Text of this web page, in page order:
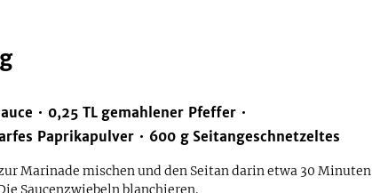
0,25 TL gemahlener Pfeffer
Paprikapulver 600 g Seitangeschnetzeltes
Marinade mischen und den Seitan darin etwa 30 Minuten
Saucenzwiebeln blanchieren.